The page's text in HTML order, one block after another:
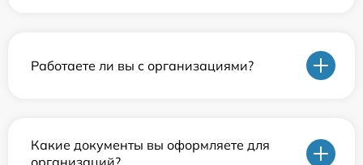
Работаете ли вы с организациями?
Какие документы вы оформляете для